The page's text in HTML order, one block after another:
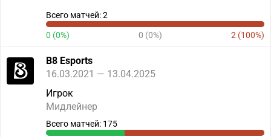
Всего матчей: 2
0 (0%) 0 (0%) 2 (100%)
B8 Esports
16.03.2021 — 13.04.2025
Игрок
Мидлейнер
Всего матчей: 175